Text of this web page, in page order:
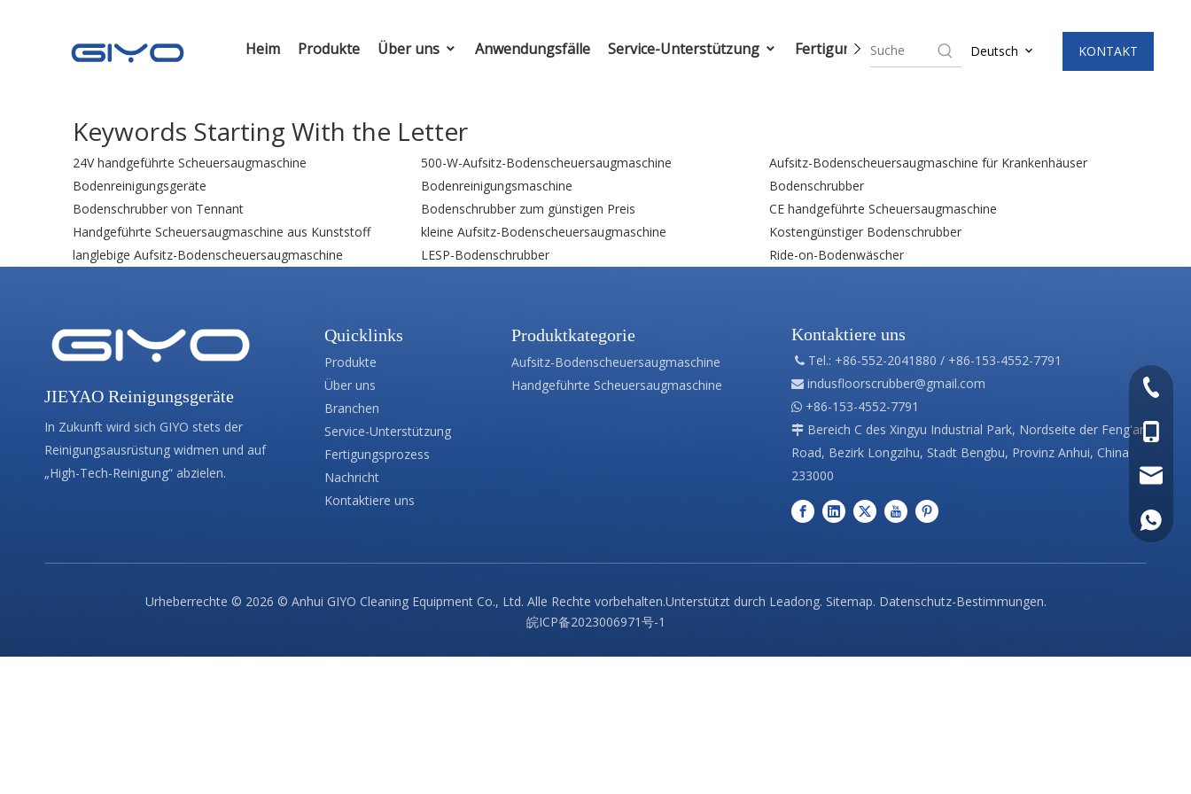
Heim Produkte Über uns Anwendungsfälle Service-Unterstützung Fertigungsprozess Nachricht
Deutsch KONTAKT
Keywords Starting With the Letter
24V handgeführte Scheuersaugmaschine 500-W-Aufsitz-Bodenscheuersaugmaschine
Aufsitz-Bodenscheuersaugmaschine für Krankenhäuser
Bodenreinigungsgeräte
Bodenreinigungsmaschine
Bodenschrubber
Bodenschrubber von Tennant
Bodenschrubber zum günstigen Preis
CE handgeführte Scheuersaugmaschine
Handgeführte Scheuersaugmaschine aus Kunststoff
kleine Aufsitz-Bodenscheuersaugmaschine
Kostengünstiger Bodenschrubber
langlebige Aufsitz-Bodenscheuersaugmaschine
LESP-Bodenschrubber Ride-on-Bodenwäscher
JIEYAO Reinigungsgeräte
In Zukunft wird sich GIYO stets der
Reinigungsausrüstung widmen und auf
„High-Tech-Reinigung“ abzielen.
+86-
+86-
+86-
Quicklinks
Produkte
Über uns
Branchen
Service-Unterstützung
Fertigungsprozess
Nachricht
Kontaktiere uns
Produktkategorie
Aufsitz-Bodenscheuersaugmaschine
Handgeführte Scheuersaugmaschine
Kontaktiere uns
Tel.: +86-552-2041880 / +86-153-4552-7791
indusfloorscrubber@gmail.com
+86-153-4552-7791
Bereich C des Xingyu Industrial Park, Nordseite der Feng'an
Road, Bezirk Longzihu, Stadt Bengbu, Provinz Anhui, China
233000
Urheberrechte © 2026 © Anhui GIYO Cleaning Equipment Co., Ltd. Alle Rechte vorbehalten.Unterstützt durch Leadong. Sitemap. Datenschutz-Bestimmungen.
皖ICP备2023006971号-1